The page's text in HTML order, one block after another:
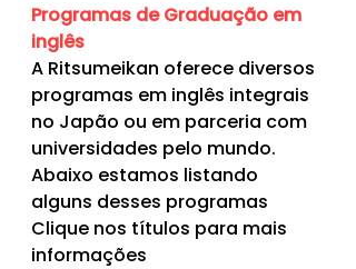
Programas de Graduação em
inglês
A Ritsumeikan oferece diversos
programas em inglês integrais
no Japão ou em parceria com
universidades pelo mundo.
Abaixo estamos listando
alguns desses programas
Clique nos títulos para mais
informações